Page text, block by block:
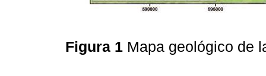
Figura 1 Mapa geológico de